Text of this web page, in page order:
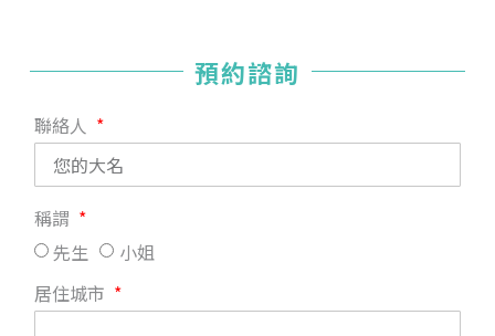
預約諮詢
聯絡人
稱謂
先生
小姐
居住城市